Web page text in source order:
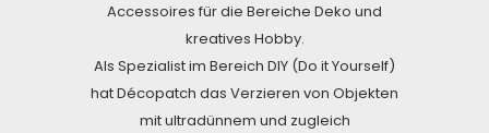
Accessoires für die Bereiche Deko und
kreatives Hobby.
Als Spezialist im Bereich DIY (Do it Yourself)
hat Décopatch das Verzieren von Objekten
mit ultradünnem und zugleich